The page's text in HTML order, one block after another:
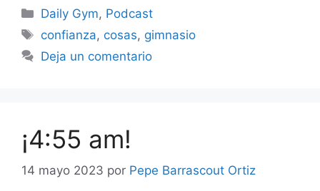
Categorías
Daily Gym, Podcast
Etiquetas
confianza, cosas, gimnasio
Deja un comentario
¡4:55 am!
14 mayo 2023 por Pepe Barrascout Ortiz